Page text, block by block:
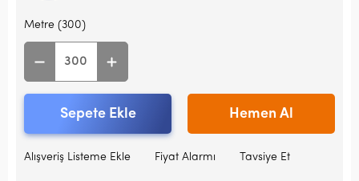
Metre (300)
Sepete Ekle Hemen Al
Alışveriş Listeme Ekle Fiyat Alarmı Tavsiye Et